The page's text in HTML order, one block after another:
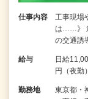
仕事内容
工事現場
は……》
の交通誘
給与
日給
円（夜勤）
勤務地
東京都・